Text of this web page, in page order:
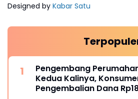
Designed by Kabar Satu
Pengembang
Kedua Kalinya,
Pengembalian Dana